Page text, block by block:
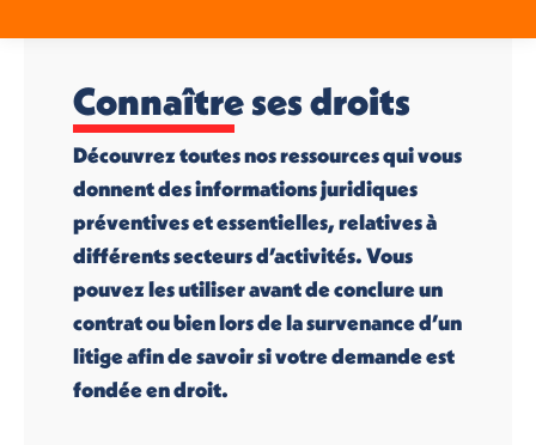
Connaître ses droits
Découvrez toutes nos ressources qui vous
donnent des informations juridiques
préventives et essentielles, relatives à
différents secteurs d’activités. Vous
pouvez les utiliser avant de conclure un
contrat ou bien lors de la survenance d’un
litige afin de savoir si votre demande est
fondée en droit.